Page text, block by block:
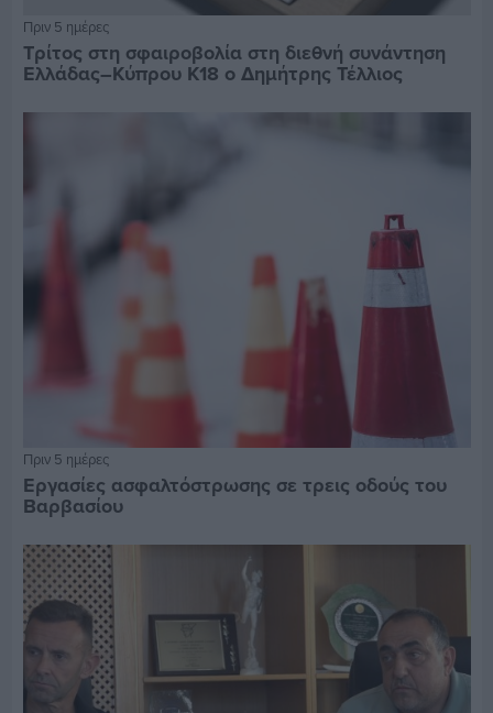
Πριν 5 ημέρες
Τρίτος στη σφαιροβολία στη διεθνή συνάντηση
Ελλάδας–Κύπρου Κ18 ο Δημήτρης Τέλλιος
Πριν 5 ημέρες
Εργασίες ασφαλτόστρωσης σε τρεις οδούς του
Βαρβασίου